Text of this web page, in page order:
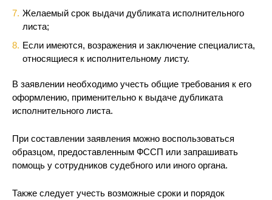
Желаемый срок выдачи дубликата исполнительного
листа;
Если имеются, возражения и заключение специалиста,
относящиеся к исполнительному листу.
В заявлении необходимо учесть общие требования к его
оформлению, применительно к выдаче дубликата
исполнительного листа.
При составлении заявления можно воспользоваться
образцом, предоставленным ФССП или запрашивать
помощь у сотрудников судебного или иного органа.
Также следует учесть возможные сроки и порядок